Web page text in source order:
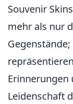
Souvenir
mehr als nur
Gegenstände;
repräsentieren
Erinnerungen
Leidenschaft